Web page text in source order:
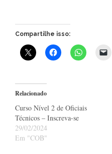
Compartilhe isso:
Relacionado
Curso Nível 2 de Oficiais
Técnicos – Inscreva-se
29/02/2024
Em "COB"